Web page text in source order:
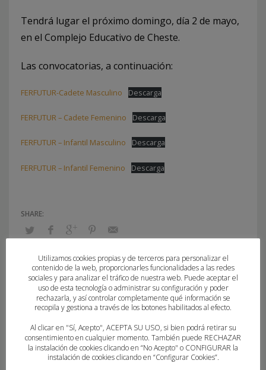
Tendrá lugar el próximo domingo, día 2 de mayo,
en el Complejo Educativo de Cheste.
Las convocatorias, a continuación:
FERFUTUR-Cadete Masculino Descarga
FERFUTUR – Cadete Femenino Descarga
FERFUTUR – Infantil Masculino Descarga
FERFUTUR – Infantil Femenino Descarga
What you can read next
Utilizamos cookies propias y de terceros para personalizar el
contenido de la web, proporcionarles funcionalidades a las redes
sociales y para analizar el tráfico de nuestra web. Puede aceptar el
uso de esta tecnología o administrar su configuración y poder
rechazarla, y así controlar completamente qué información se
recopila y gestiona a través de los botones habilitados al efecto.
Al clicar en "Sí, Acepto", ACEPTA SU USO, si bien podrá retirar su
consentimiento en cualquier momento. También puede RECHAZAR
la instalación de cookies clicando en “No Acepto" o CONFIGURAR la
instalación de cookies clicando en “Configurar Cookies”.